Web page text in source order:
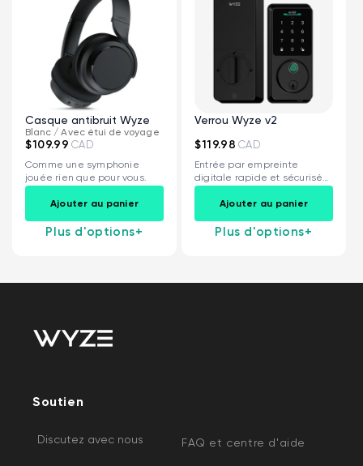
Casque antibruit Wyze
Blanc / Avec étui de voyage
$109.99 CAD
Comme une symphonie
jouée rien que pour vous.
Ajouter au panier
Plus d'options+
Verrou Wyze v2
$119.98 CAD
Entrée par empreinte
digitale rapide et sécurisée
Scanner d'empreintes
digitales...
Ajouter au panier
Plus d'options+
Soutien
Discutez avec nous FAQ et centre d'aide